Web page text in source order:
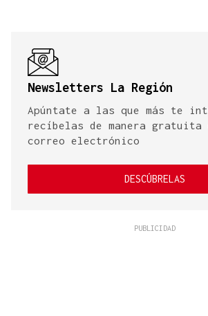
Newsletters La Región
Apúntate a las que más te
recíbelas de manera gratuita
correo electrónico
DESCÚBRELAS